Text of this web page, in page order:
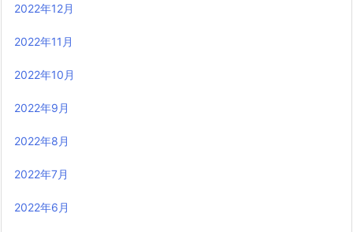
2022年12月
2022年11月
2022年10月
2022年9月
2022年8月
2022年7月
2022年6月